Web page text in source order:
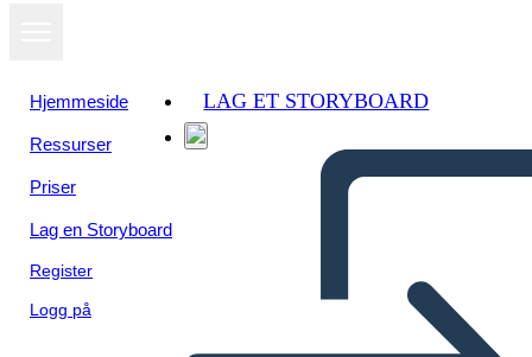
Hjemmeside
Ressurser
Priser
Lag en Storyboard
Register
Logg på
LAG ET STORYBOARD